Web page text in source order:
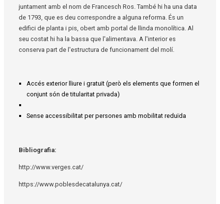
juntament amb el nom de Francesch Ros. També hi ha una data
de 1793, que es deu correspondre a alguna reforma. És un
edifici de planta i pis, obert amb portal de llinda monolítica. Al
seu costat hi ha la bassa que l'alimentava. A l'interior es
conserva part de l'estructura de funcionament del molí.
Accés exterior lliure i gratuït (però els elements que formen el
conjunt són de titularitat privada)
Sense accessibilitat per persones amb mobilitat reduïda
Bibliografia:
http://www.verges.cat/
https://www.poblesdecatalunya.cat/